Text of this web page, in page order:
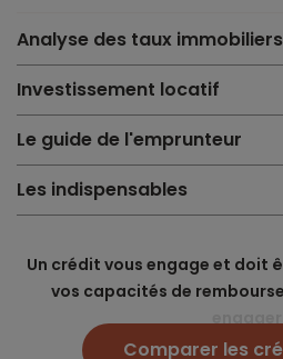
Comparer les
Analyse des taux immobiliers
Investissement locatif
Le guide de l'emprunteur
Les indispensables
Un crédit vous engage et doit
vos capacités de